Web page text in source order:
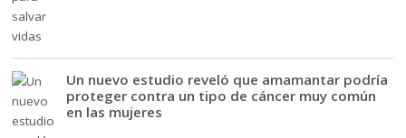
Un nuevo estudio reveló que amamantar podría
proteger contra un tipo de cáncer muy común
en las mujeres